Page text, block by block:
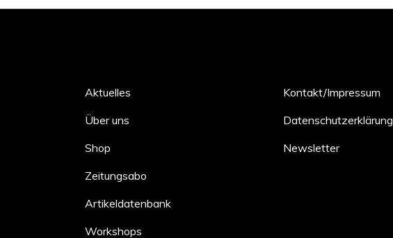
Aktuelles
Über uns
Shop
Zeitungsabo
Artikeldatenbank
Workshops
Kontakt/Impressum
Datenschutzerklärung
Newsletter